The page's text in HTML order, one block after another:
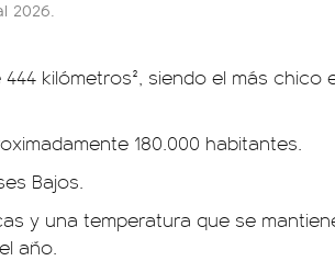
2026.
kilómetros², siendo el más chico
180.000 habitantes.
Bajos.
y una temperatura que se
año.